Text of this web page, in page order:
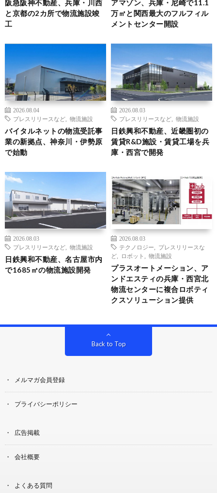
阪急阪神不動産、兵庫・川西
と京都の2カ所で物流施設竣
工
アマゾン、兵庫・尼崎で11.1
万㎡と関西最大のフルフィル
メントセンター開設
2026.08.04
プレスリリースなど
物流施設
バイタルネットの物流受託事
業の新拠点、神奈川・伊勢原
で始動
2026.08.03
プレスリリースなど
物流施設
日鉄興和不動産、近畿圏初の
賃貸R&D施設・賃貸工場を兵
庫・西宮で開発
2026.08.03
プレスリリースなど
物流施設
日鉄興和不動産、名古屋市内
で1685㎡の物流施設開発
2026.08.03
テクノロジー
プレスリリースな
ど
ロボット 物流施設
プラスオートメーション、ア
ンドエスティの兵庫・西宮北
物流センターに複合ロボティ
クスソリューション提供
Back to Top
メルマガ会員登録
プライバシーポリシー
広告掲載
会社概要
よくある質問